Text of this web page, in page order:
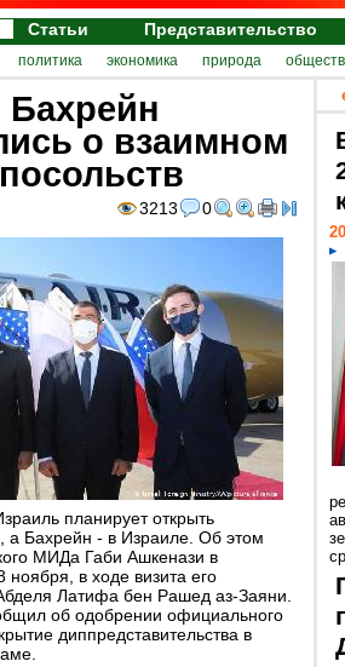
Статьи Представительство
политика экономика природа
Бахрейн
о взаимном
3213 0
планирует открыть
а Бахрейн - в Израиле. Об этом
МИДа Габи Ашкенази в
в ходе визита его
Латифа бен Рашед аз-Заяни.
об одобрении официального
диппредставительства в